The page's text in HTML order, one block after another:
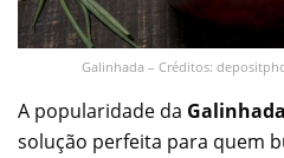
Galinhada – Créditos:
A popularidade da Galinhada
solução perfeita para quem